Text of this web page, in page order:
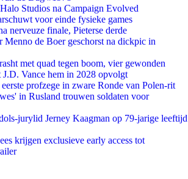
Studios na Campaign Evolved
voor einde fysieke games
nerveuze finale, Pieterse derde
Menno de Boer geschorst na dickpic in
met quad tegen boom, vier gewonden
Vance hem in 2028 opvolgt
profzege in zware Ronde van Polen-rit
in Rusland trouwen soldaten voor
jurylid Jerney Kaagman op 79-jarige leeftijd
krijgen exclusieve early access tot